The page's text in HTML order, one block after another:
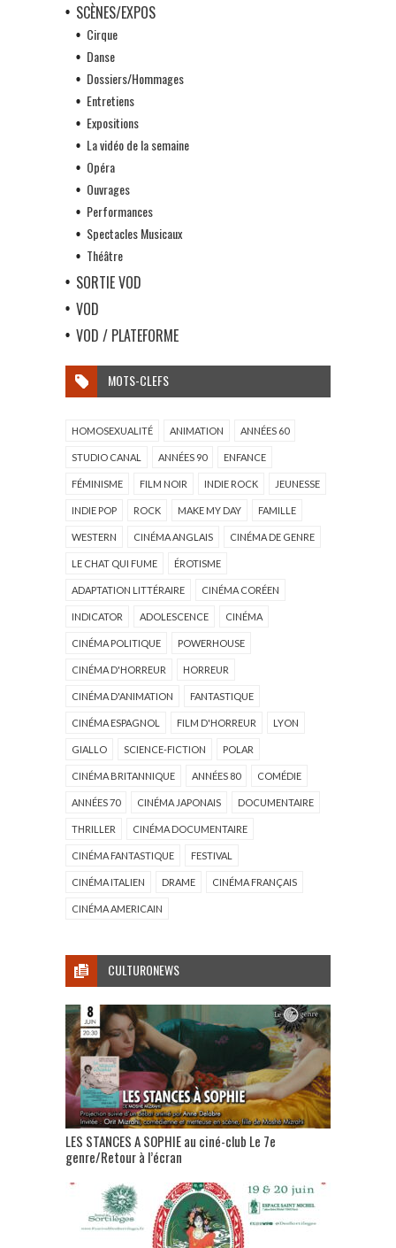
SCÈNES/EXPOS
Cirque
Danse
Dossiers/Hommages
Entretiens
Expositions
La vidéo de la semaine
Opéra
Ouvrages
Performances
Spectacles Musicaux
Théâtre
SORTIE VOD
VOD
VOD / PLATEFORME
MOTS-CLEFS
HOMOSEXUALITÉ ANIMATION ANNÉES 60
STUDIO CANAL ANNÉES 90 ENFANCE
FÉMINISME FILM NOIR INDIE ROCK JEUNESSE
INDIE POP ROCK MAKE MY DAY FAMILLE
WESTERN CINÉMA ANGLAIS CINÉMA DE GENRE
LE CHAT QUI FUME ÉROTISME
ADAPTATION LITTÉRAIRE CINÉMA CORÉEN
INDICATOR ADOLESCENCE CINÉMA
CINÉMA POLITIQUE POWERHOUSE
CINÉMA D'HORREUR HORREUR
CINÉMA D'ANIMATION FANTASTIQUE
CINÉMA ESPAGNOL FILM D'HORREUR LYON
GIALLO SCIENCE-FICTION POLAR
CINÉMA BRITANNIQUE ANNÉES 80 COMÉDIE
ANNÉES 70 CINÉMA JAPONAIS DOCUMENTAIRE
THRILLER CINÉMA DOCUMENTAIRE
CINÉMA FANTASTIQUE FESTIVAL
CINÉMA ITALIEN DRAME CINÉMA FRANÇAIS
CINÉMA AMERICAIN
CULTURONEWS
LES STANCES A SOPHIE au ciné-club Le 7e
genre/Retour à l’écran